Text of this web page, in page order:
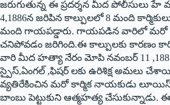
జరుగుతున్న ఈ ప్రదర్శన మీద పోలీసులు హే
4,1886న జరిపిన కాల్పులలో 8 మంది
మంది గాయపడ్డారు. గాయపడిన వారిలో మరో
చనిపోవడం జరిగింది.ఈ కాల్పులకు కారణం
వారి మీద హత్యా నేరం మోపి నవంబర్‌ 11
‌స్పైస్‌,ఏం‌గల్‌ ,‌ఫిషర్‌ ‌లకు ఉరిశిక్ష అమలు
వ్యతిరేకించిన మరో కార్మిక నాయకుడు
బాంబు పెట్టుకుని ఆత్మహత్య